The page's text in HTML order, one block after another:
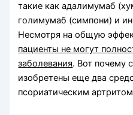
такие как адалимумаб
голимумаб (симпони) и
Несмотря на общую
пациенты не могут
заболевания. Вот почему
изобретены еще два
псориатическим